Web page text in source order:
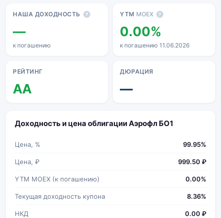
НАША ДОХОДНОСТЬ ?
—
к погашению
YTM MOEX ?
0.00%
к погашению 11.06.2026
РЕЙТИНГ
AA
ДЮРАЦИЯ
—
Доходность и цена облигации Аэрофл БО1
Цена, % 99.95%
Цена, ₽ 999.50 ₽
YTM MOEX (к погашению) 0.00%
Текущая доходность купона 8.36%
НКД 0.00 ₽